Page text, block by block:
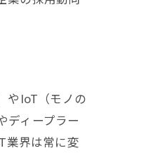
やIoT（モノの
ディープラー
業界は常に変